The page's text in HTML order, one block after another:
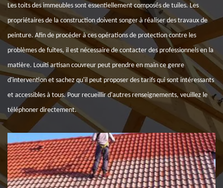
Les toits des immeubles sont essentiellement composés de tuiles. Les
propriétaires de la construction doivent songer à réaliser des travaux de
peinture. Afin de procéder à ces opérations de protection contre les
problèmes de fuites, il est nécessaire de contacter des professionnels en la
matière. Louiti artisan couvreur peut prendre en main ce genre
d'intervention et sachez qu'il peut proposer des tarifs qui sont intéressants
et accessibles à tous. Pour recueillir d'autres renseignements, veuillez le
téléphoner directement.